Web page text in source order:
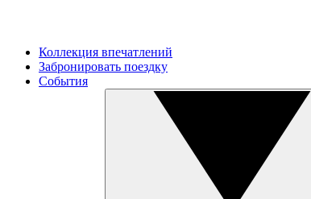
Коллекция впечатлений
Забронировать поездку
События